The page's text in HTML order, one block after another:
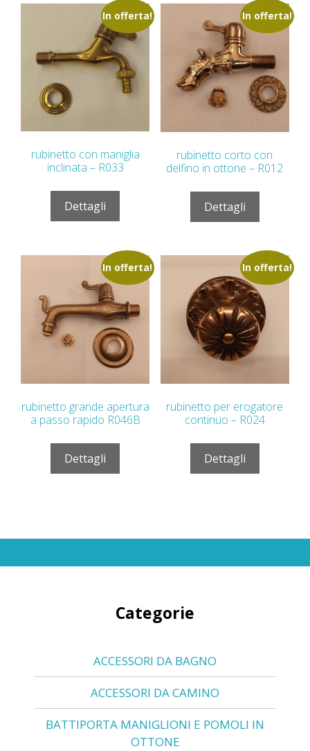
In offerta!
rubinetto con maniglia
inclinata – R033
Dettagli
In offerta!
rubinetto corto con
delfino in ottone – R012
Dettagli
In offerta!
rubinetto grande apertura
a passo rapido R046B
Dettagli
In offerta!
rubinetto per erogatore
continuo – R024
Dettagli
Categorie
ACCESSORI DA BAGNO
ACCESSORI DA CAMINO
BATTIPORTA MANIGLIONI E POMOLI IN
OTTONE